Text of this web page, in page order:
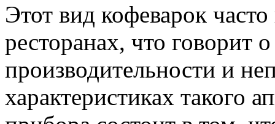
Этот вид кофеварок
ресторанах, что говорит
производительности и
характеристиках такого